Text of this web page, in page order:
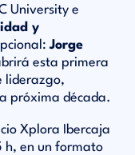
University e
y
Jorge
esta primera
liderazgo,
próxima década.
Xplora Ibercaja
h, en un formato